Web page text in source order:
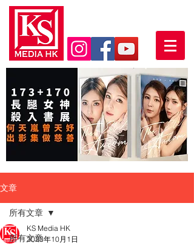
文章
所有文章
所有文章
KS Media HK
2023年10月1日